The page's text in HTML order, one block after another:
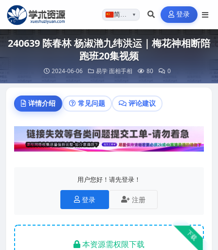
简体…▼ 登录
240639 陈春林 杨淑滟九纬洪运｜梅花神相断陪
跑班20集视频
2024-06-06 易学 面相手相 80 0
详情介绍 常见问题 评论建议
用户您好！请先登录！
登录 注册
下载
本资源需权限下载